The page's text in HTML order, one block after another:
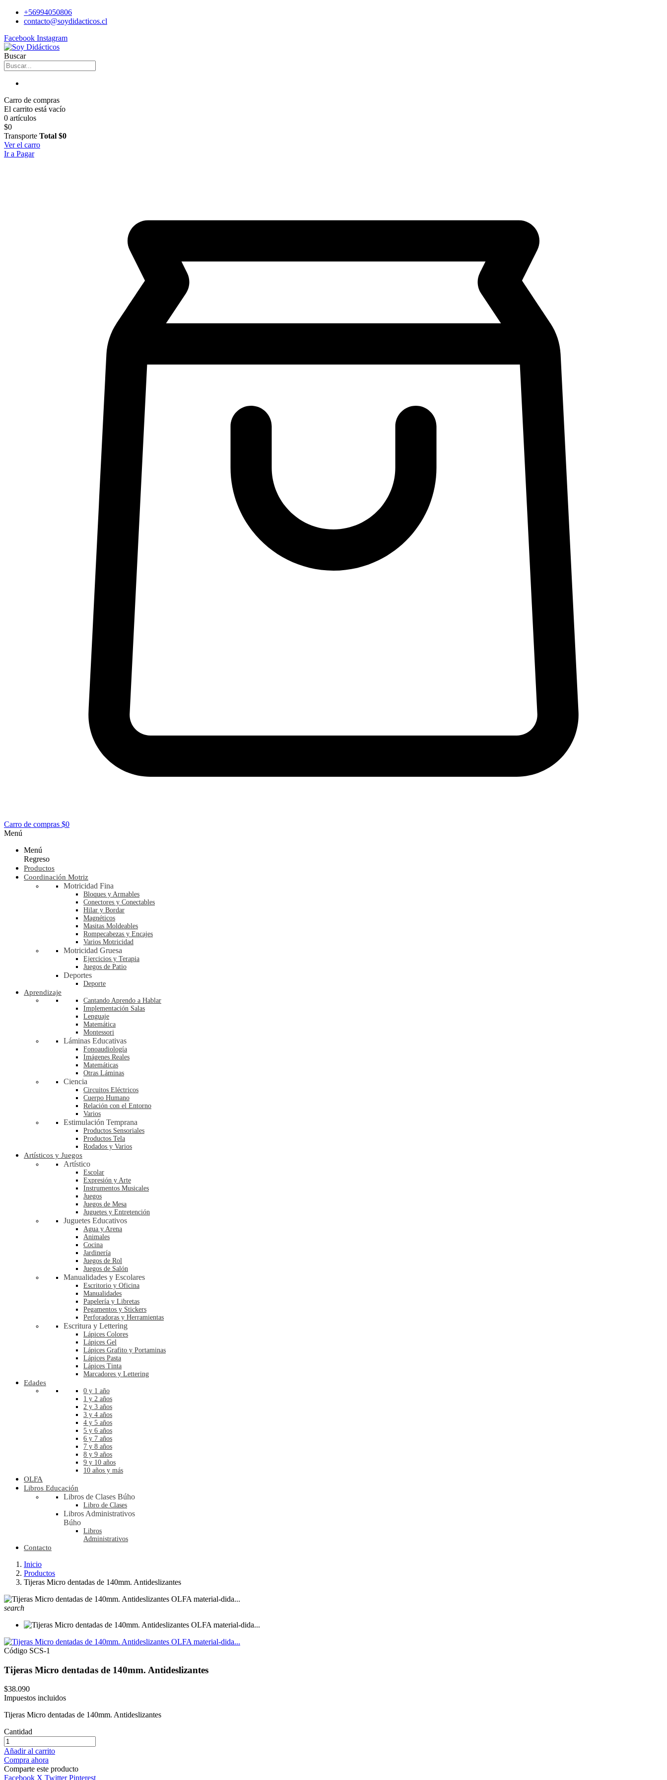
+56994050806
contacto@soydidacticos.cl
Facebook Instagram
Buscar
Carro de compras
El carrito está vacío
0 artículos
$0
Transporte Total $0
Ver el carro
Ir a Pagar
Carro de compras $0
Menú
Menú
Regreso
Productos
Coordinación Motriz
Motricidad Fina
Bloques y Armables
Conectores y Conectables
Hilar y Bordar
Magnéticos
Masitas Moldeables
Rompecabezas y Encajes
Varios Motricidad
Motricidad Gruesa
Ejercicios y Terapia
Juegos de Patio
Deportes
Deporte
Aprendizaje
Cantando Aprendo a Hablar
Implementación Salas
Lenguaje
Matemática
Montessori
Láminas Educativas
Fonoaudiología
Imágenes Reales
Matemáticas
Otras Láminas
Ciencia
Circuitos Eléctricos
Cuerpo Humano
Relación con el Entorno
Varios
Estimulación Temprana
Productos Sensoriales
Productos Tela
Rodados y Varios
Artísticos y Juegos
Artístico
Escolar
Expresión y Arte
Instrumentos Musicales
Juegos
Juegos de Mesa
Juguetes y Entretención
Juguetes Educativos
Agua y Arena
Animales
Cocina
Jardinería
Juegos de Rol
Juegos de Salón
Manualidades y Escolares
Escritorio y Oficina
Manualidades
Papelería y Libretas
Pegamentos y Stickers
Perforadoras y Herramientas
Escritura y Lettering
Lápices Colores
Lápices Gel
Lápices Grafito y Portaminas
Lápices Pasta
Lápices Tinta
Marcadores y Lettering
Edades
0 y 1 año
1 y 2 años
2 y 3 años
3 y 4 años
4 y 5 años
5 y 6 años
6 y 7 años
7 y 8 años
8 y 9 años
9 y 10 años
10 años y más
OLFA
Libros Educación
Libros de Clases Búho
Libro de Clases
Libros Administrativos
Búho
Libros
Administrativos
Contacto
Inicio
Productos
Tijeras Micro dentadas de 140mm. Antideslizantes
search
Código SCS-1
Tijeras Micro dentadas de 140mm. Antideslizantes
$38.090
Impuestos incluidos
Tijeras Micro dentadas de 140mm. Antideslizantes
Cantidad
Añadir al carrito
Compra ahora
Comparte este producto
Facebook X Twitter Pinterest